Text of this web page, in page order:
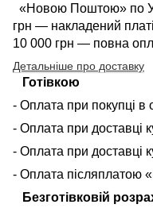
«Новою Поштою» по
грн — накладений
10 000 грн — повна
Детальніше про доставку
Готівкою
- Оплата при покупці в
- Оплата при доставці
- Оплата при доставці
- Оплата післяплатою
Безготівковій